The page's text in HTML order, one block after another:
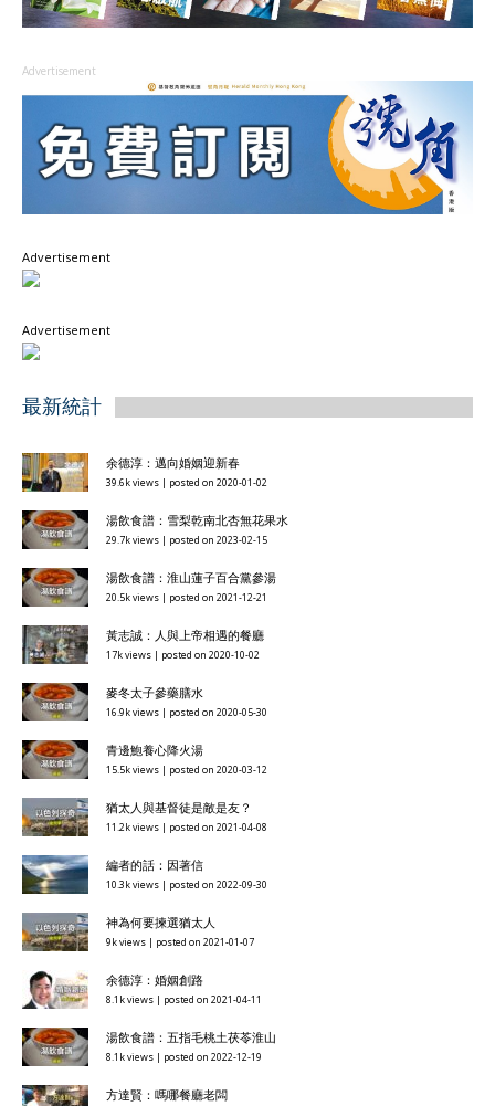
Advertisement
Advertisement
Advertisement
最新統計
余德淳：邁向婚姻迎新春
39.6k views | posted on 2020-01-02
湯飲食譜：雪梨乾南北杏無花果水
29.7k views | posted on 2023-02-15
湯飲食譜：淮山蓮子百合黨參湯
20.5k views | posted on 2021-12-21
黃志誠：人與上帝相遇的餐廳
17k views | posted on 2020-10-02
麥冬太子參藥膳水
16.9k views | posted on 2020-05-30
青邊鮑養心降火湯
15.5k views | posted on 2020-03-12
猶太人與基督徒是敵是友？
11.2k views | posted on 2021-04-08
編者的話：因著信
10.3k views | posted on 2022-09-30
神為何要揀選猶太人
9k views | posted on 2021-01-07
余德淳：婚姻創路
8.1k views | posted on 2021-04-11
湯飲食譜：五指毛桃土茯苓淮山
8.1k views | posted on 2022-12-19
方達賢：嗎哪餐廳老闆